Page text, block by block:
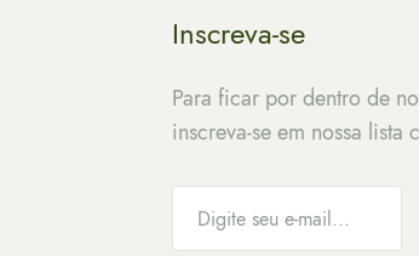
Inscreva-se
Para ficar por dentro de
inscreva-se em nossa lista